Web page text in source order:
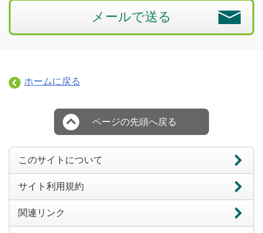
メールで送る
ホームに戻る
ページの先頭へ戻る
このサイトについて
サイト利用規約
関連リンク